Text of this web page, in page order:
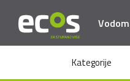
Kategorije